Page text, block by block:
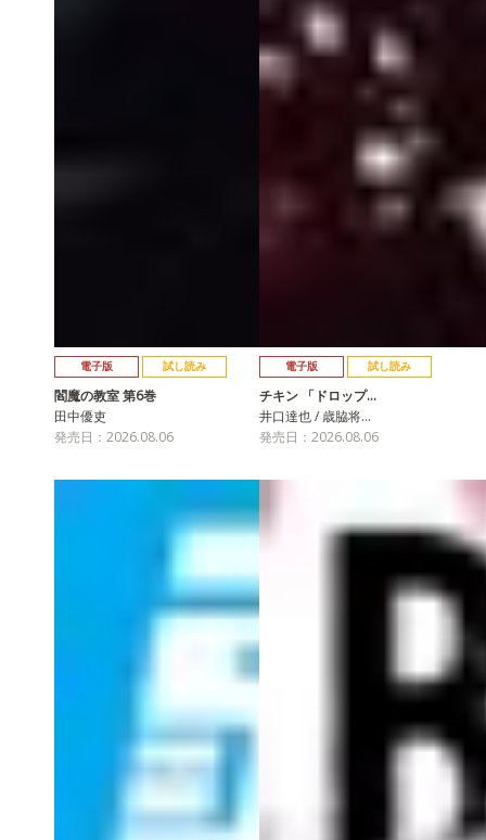
電子版 試し読み
閻魔の教室 第6巻
田中優吏
発売日：2026.08.06
電子版 試し読み
チキン 「ドロップ…
井口達也 / 歳脇将…
発売日：2026.08.06